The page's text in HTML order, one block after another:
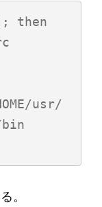
then
usr/
。